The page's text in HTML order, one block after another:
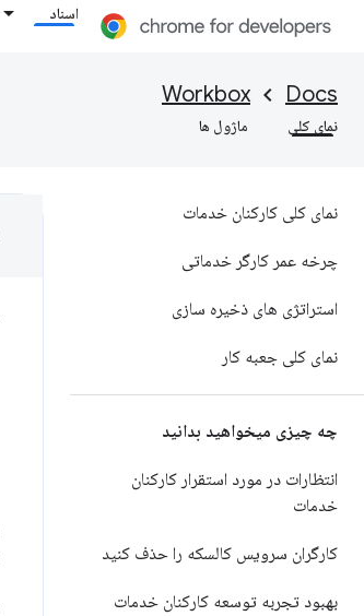
اسناد
Docs
Workbox
نمای کلی ماژول ها
نمای کلی کارکنان خدمات
چرخه عمر کارگر خدماتی
استراتژی های ذخیره سازی
نمای کلی جعبه کار
چه چیزی میخواهید بدانید
انتظارات در مورد استقرار کارکنان
خدمات
کارگران سرویس کالسکه را حذف کنید
بهبود تجربه توسعه کارکنان خدمات